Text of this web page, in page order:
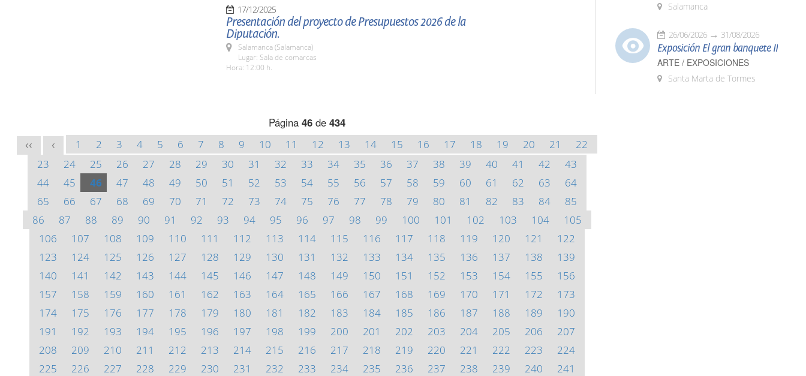
17/12/2025
Presentación del proyecto de Presupuestos 2026 de la
Diputación.
Salamanca (Salamanca)
Lugar: Sala de comarcas
Hora: 12:00 h.
Página 46 de 434
<< < 1 2 3 4 5 6 7 8 9 10 11 12 13 14 15 16 17 18 19 20 21
22
23
24 25 26 27 28 29 30 31 32 33 34 35 36 37 38 39 40 41 42
43
44
45 46 47 48 49 50 51 52 53 54 55 56 57 58 59 60 61 62 63
64
65
66 67 68 69 70 71 72 73 74 75 76 77 78 79 80 81 82 83 84
85
86
87 88 89 90 91 92 93 94 95 96 97 98 99 100 101 102 103 104
105
106
107 108 109 110 111 112 113 114 115 116 117 118 119 120 121
122
123
124 125 126 127 128 129 130 131 132 133 134 135 136 137 138
139
140
141 142 143 144 145 146 147 148 149 150 151 152 153 154 155
156
157
158 159 160 161 162 163 164 165 166 167 168 169 170 171 172
173
174
175 176 177 178 179 180 181 182 183 184 185 186 187 188 189
190
191
192 193 194 195 196 197 198 199 200 201 202 203 204 205 206
207
208
209 210 211 212 213 214 215 216 217 218 219 220 221 222 223
224
225
226 227 228 229 230 231 232 233 234 235 236 237 238 239 240
241
Salamanca
26/06/2026 31/08/2026
Exposición El gran banquete II
ARTE / EXPOSICIONES
Santa Marta de Tormes